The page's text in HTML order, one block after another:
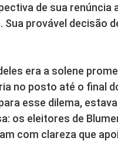
de sua renúncia
Sua provável decisão
era a solene
no posto até o final
esse dilema,
os eleitores de
com clareza que